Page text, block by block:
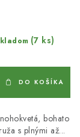
(7 ks)
DO KOŠÍKA
bohato
s plnými až...